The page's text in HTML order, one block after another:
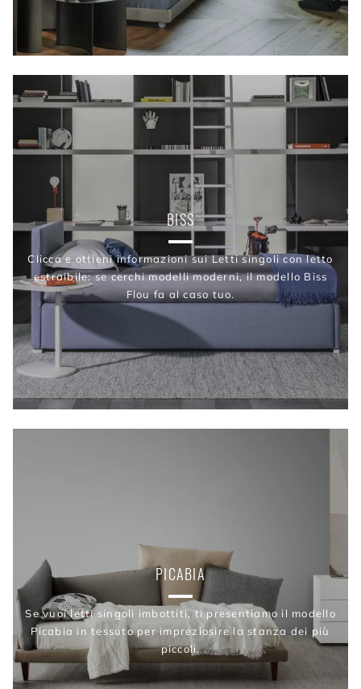
BISS
Clicca e ottieni informazioni sui Letti singoli con letto
estraibile: se cerchi modelli moderni, il modello Biss
Flou fa al caso tuo.
PICABIA
Se vuoi letti singoli imbottiti, ti presentiamo il modello
Picabia in tessuto per impreziosire la stanza dei più
piccoli.